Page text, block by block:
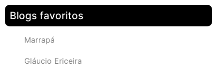
Blogs favoritos
Marrapá
Gláucio Ericeira